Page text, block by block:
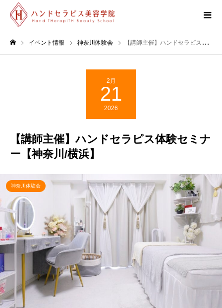
イベント情報 神奈川体験会 【講師主催】ハンドセラピス体験セミナー【神奈川/横浜】
2月
21
2026
【講師主催】ハンドセラピス体験セミナ
ー【神奈川/横浜】
神奈川体験会